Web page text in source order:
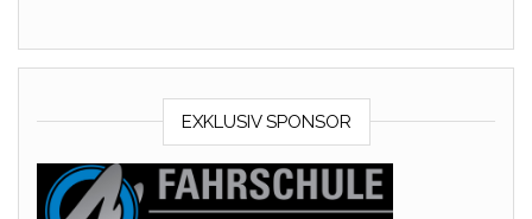
EXKLUSIV SPONSOR